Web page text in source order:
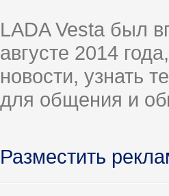
LADA Vesta был
августе 2014
новости, узнать
для общения и
Разместить